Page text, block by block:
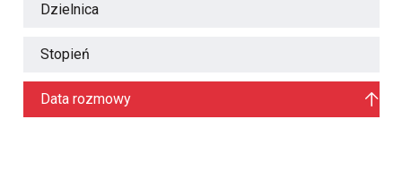
Dzielnica
Stopień
Data rozmowy